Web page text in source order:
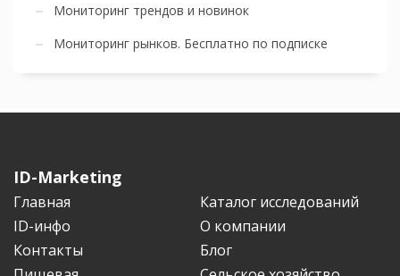
Мониторинг трендов и новинок
Мониторинг рынков. Бесплатно по подписке
ID-Marketing
Главная
Каталог исследований
ID-инфо
О компании
Контакты
Блог